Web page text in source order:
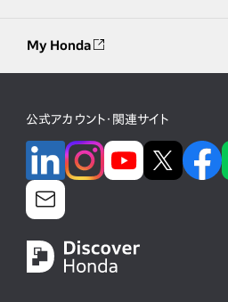
My Honda
公式アカウント・関連サイト